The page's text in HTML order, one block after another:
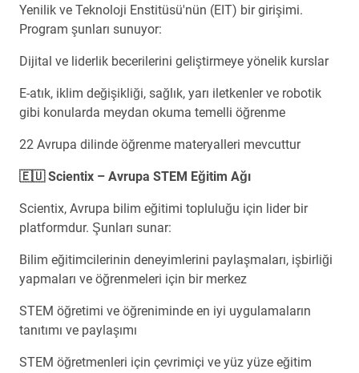
Yenilik ve Teknoloji Enstitüsü'nün (EIT) bir girişimi.
Program şunları sunuyor:
Dijital ve liderlik becerilerini geliştirmeye yönelik kurslar
E-atık, iklim değişikliği, sağlık, yarı iletkenler ve robotik
gibi konularda meydan okuma temelli öğrenme
22 Avrupa dilinde öğrenme materyalleri mevcuttur
🇪🇺 Scientix – Avrupa STEM Eğitim Ağı
Scientix, Avrupa bilim eğitimi topluluğu için lider bir
platformdur. Şunları sunar:
Bilim eğitimcilerinin deneyimlerini paylaşmaları, işbirliği
yapmaları ve öğrenmeleri için bir merkez
STEM öğretimi ve öğreniminde en iyi uygulamaların
tanıtımı ve paylaşımı
STEM öğretmenleri için çevrimiçi ve yüz yüze eğitim